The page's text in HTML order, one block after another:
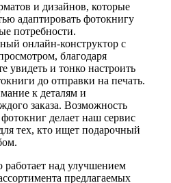
и дизайнов, которые
адаптировать фотокнигу
потребности.
онлайн-конструктор с
благодаря
увидеть и тонко настроить
до отправки на печать.
к деталям и
заказа. Возможность
делает наш сервис
тех, кто ищет подарочный
над улучшением
предлагаемых